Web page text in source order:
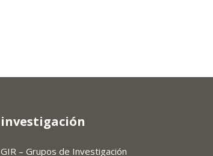
investigación
GIR – Grupos de Investigación